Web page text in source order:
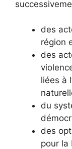
des
région
des
liées à
du
des
pour la